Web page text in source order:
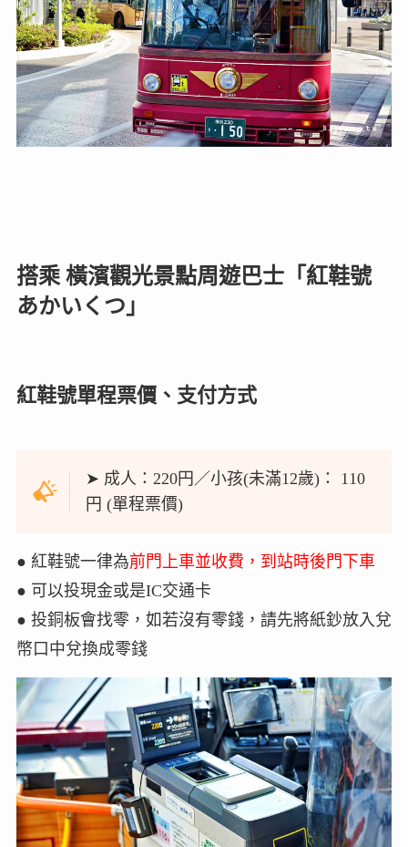
搭乘 橫濱觀光景點周遊巴士「紅鞋號
あかいくつ」
紅鞋號單程票價、支付方式
➤ 成人：220円／小孩(未滿12歲)： 110
円 (單程票價)
● 紅鞋號一律為前門上車並收費，到站時後門下車
● 可以投現金或是IC交通卡
● 投銅板會找零，如若沒有零錢，請先將紙鈔放入兌
幣口中兌換成零錢